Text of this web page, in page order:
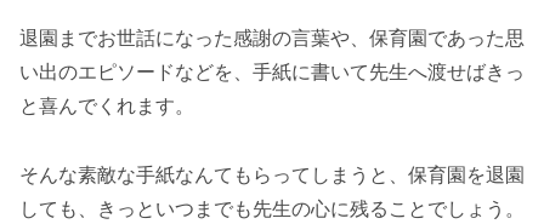
退園までお世話になった感謝の言葉や、保育園であった思
い出のエピソードなどを、手紙に書いて先生へ渡せばきっ
と喜んでくれます。
そんな素敵な手紙なんてもらってしまうと、保育園を退園
しても、きっといつまでも先生の心に残ることでしょう。